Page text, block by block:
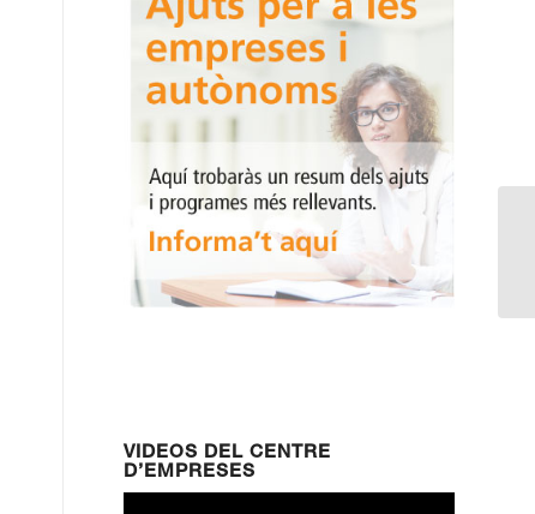
VIDEOS DEL CENTRE
D’EMPRESES